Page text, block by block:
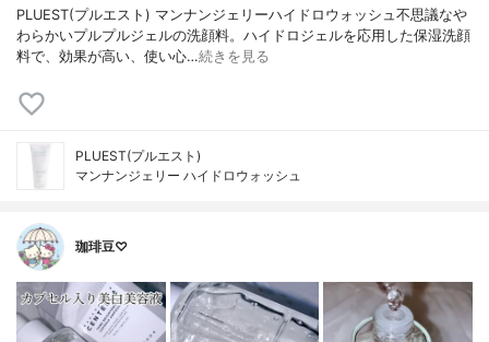
PLUEST(プルエスト) マンナンジェリーハイドロウォッシュ不思議なや
わらかいプルプルジェルの洗顔料。ハイドロジェルを応用した保湿洗顔
料で、効果が高い、使い心…続きを見る
PLUEST(プルエスト)
マンナンジェリー ハイドロウォッシュ
珈琲豆♡